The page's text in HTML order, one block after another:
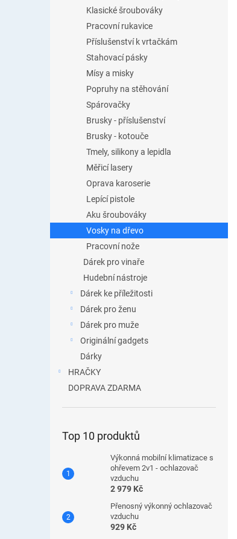
Klasické šroubováky
Pracovní rukavice
Příslušenství k vrtačkám
Stahovací pásky
Mísy a misky
Popruhy na stěhování
Spárovačky
Brusky - příslušenství
Brusky - kotouče
Tmely, silikony a lepidla
Měřicí lasery
Oprava karoserie
Lepící pistole
Aku šroubováky
Vosky na dřevo
Pracovní nože
Dárek pro vinaře
Hudební nástroje
Dárek ke příležitosti
Dárek pro ženu
Dárek pro muže
Originální gadgets
Dárky
HRAČKY
DOPRAVA ZDARMA
Top 10 produktů
Výkonná mobilní klimatizace s
ohřevem 2v1 - ochlazovač
vzduchu
2 979 Kč
Přenosný výkonný ochlazovač
vzduchu
929 Kč